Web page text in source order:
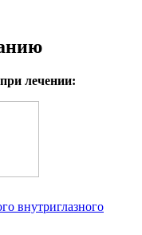
лечении:
внутриглазного